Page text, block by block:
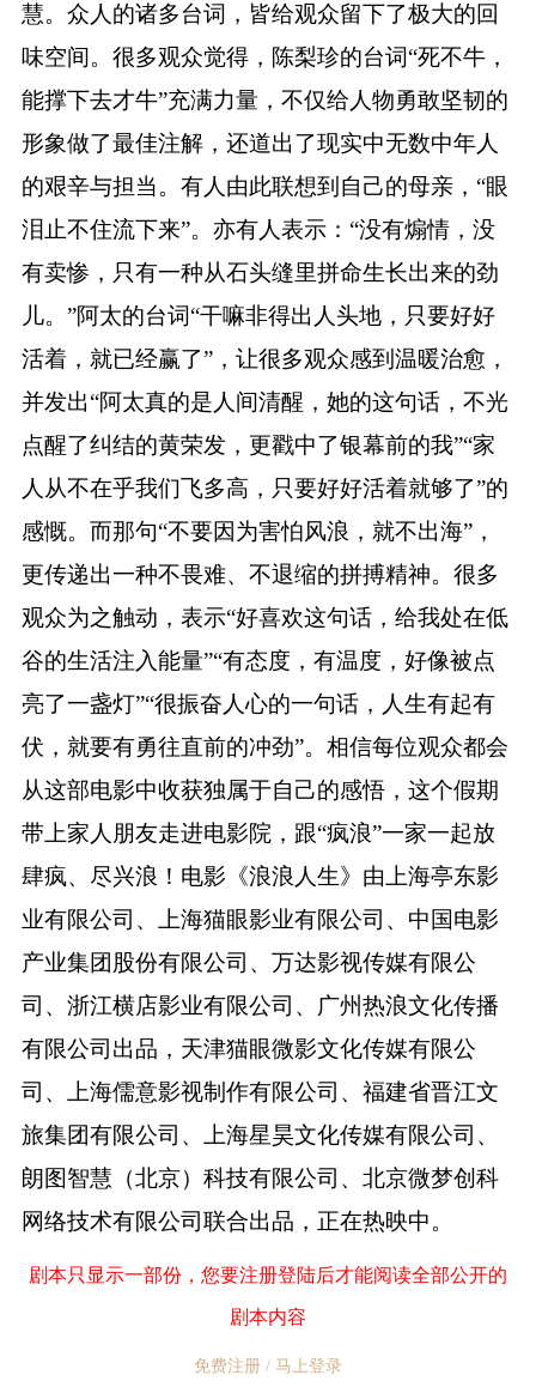
慧。众人的诸多台词，皆给观众留下了极大的回
味空间。很多观众觉得，陈梨珍的台词“死不牛，
能撑下去才牛”充满力量，不仅给人物勇敢坚韧的
形象做了最佳注解，还道出了现实中无数中年人
的艰辛与担当。有人由此联想到自己的母亲，“眼
泪止不住流下来”。亦有人表示：“没有煽情，没
有卖惨，只有一种从石头缝里拼命生长出来的劲
儿。”阿太的台词“干嘛非得出人头地，只要好好
活着，就已经赢了”，让很多观众感到温暖治愈，
并发出“阿太真的是人间清醒，她的这句话，不光
点醒了纠结的黄荣发，更戳中了银幕前的我”“家
人从不在乎我们飞多高，只要好好活着就够了”的
感慨。而那句“不要因为害怕风浪，就不出海”，
更传递出一种不畏难、不退缩的拼搏精神。很多
观众为之触动，表示“好喜欢这句话，给我处在低
谷的生活注入能量”“有态度，有温度，好像被点
亮了一盏灯”“很振奋人心的一句话，人生有起有
伏，就要有勇往直前的冲劲”。相信每位观众都会
从这部电影中收获独属于自己的感悟，这个假期
带上家人朋友走进电影院，跟“疯浪”一家一起放
肆疯、尽兴浪！电影《浪浪人生》由上海亭东影
业有限公司、上海猫眼影业有限公司、中国电影
产业集团股份有限公司、万达影视传媒有限公
司、浙江横店影业有限公司、广州热浪文化传播
有限公司出品，天津猫眼微影文化传媒有限公
司、上海儒意影视制作有限公司、福建省晋江文
旅集团有限公司、上海星昊文化传媒有限公司、
朗图智慧（北京）科技有限公司、北京微梦创科
网络技术有限公司联合出品，正在热映中。
剧本只显示一部份，您要注册登陆后才能阅读全部公开的
剧本内容
免费注册 / 马上登录